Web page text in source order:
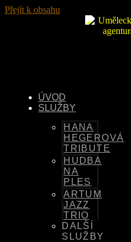
Přejít k obsahu
ÚVOD
SLUŽBY
HANA
HEGEROVÁ
TRIBUTE
HUDBA
NA
PLES
ARTUM
JAZZ
TRIO
DALŠÍ
SLUŽBY